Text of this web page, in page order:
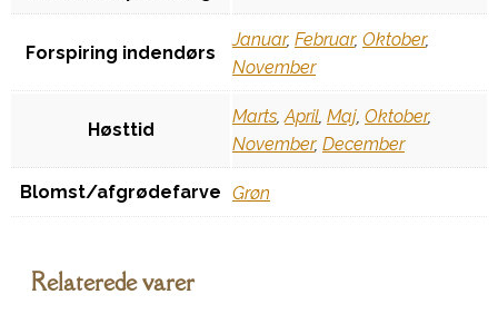
Forspiring indendørs
Januar, Februar, Oktober,
November
Høsttid
Marts,April, Maj, Oktober,
November, December
Blomst/afgrødefarve Grøn
Relaterede varer